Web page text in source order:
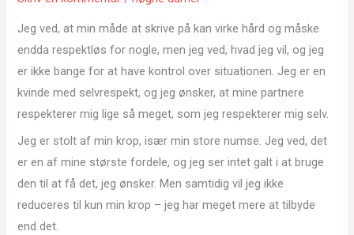
Jeg ved, at min måde at skrive på kan virke hård og måske
endda respektløs for nogle, men jeg ved, hvad jeg vil, og jeg
er ikke bange for at have kontrol over situationen. Jeg er en
kvinde med selvrespekt, og jeg ønsker, at mine partnere
respekterer mig lige så meget, som jeg respekterer mig selv.
Jeg er stolt af min krop, især min store numse. Jeg ved, det
er en af mine største fordele, og jeg ser intet galt i at bruge
den til at få det, jeg ønsker. Men samtidig vil jeg ikke
reduceres til kun min krop – jeg har meget mere at tilbyde
end det.